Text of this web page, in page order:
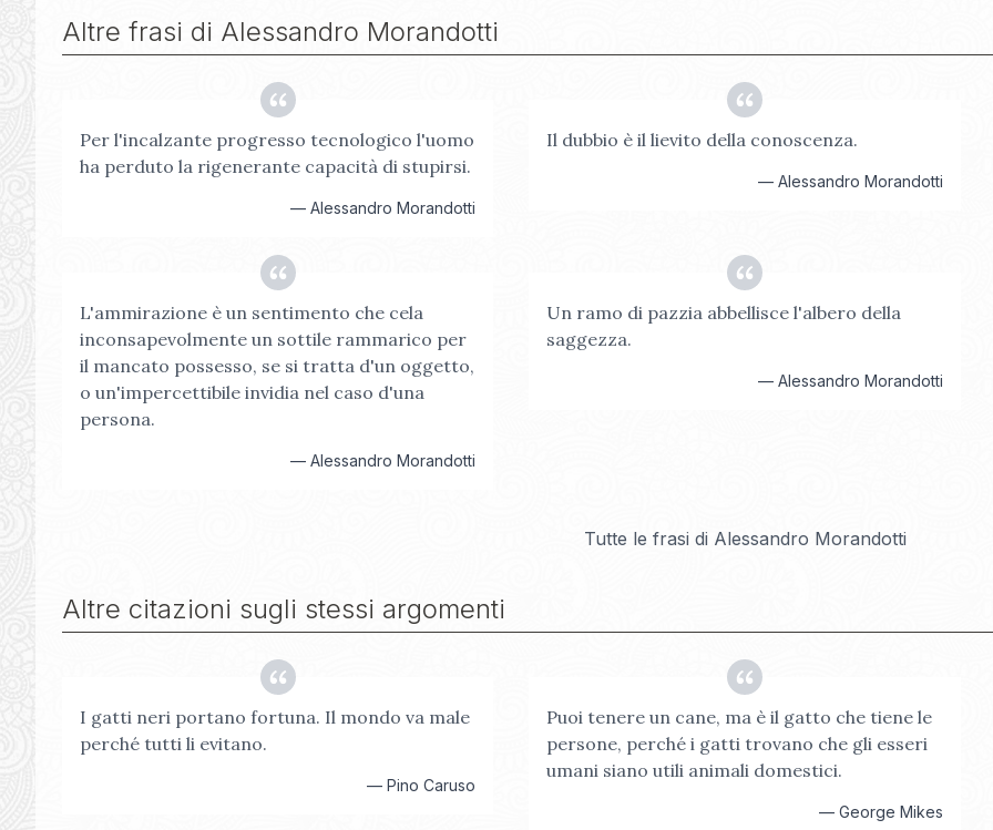
Altre frasi di Alessandro Morandotti
Per l'incalzante progresso tecnologico l'uomo
ha perduto la rigenerante capacità di stupirsi.
—Alessandro Morandotti
Il dubbio è il lievito della conoscenza.
— Alessandro Morandotti
L'ammirazione è un sentimento che cela
inconsapevolmente un sottile rammarico per
il mancato possesso, se si tratta d'un oggetto,
o un'impercettibile invidia nel caso d'una
persona.
—Alessandro Morandotti
Un ramo di pazzia abbellisce l'albero della
saggezza.
— Alessandro Morandotti
Tutte le frasi di Alessandro Morandotti
Altre citazioni sugli stessi argomenti
I gatti neri portano fortuna. Il mondo va male
perché tutti li evitano.
—Pino Caruso
Puoi tenere un cane, ma è il gatto che tiene le
persone, perché i gatti trovano che gli esseri
umani siano utili animali domestici.
— George Mikes